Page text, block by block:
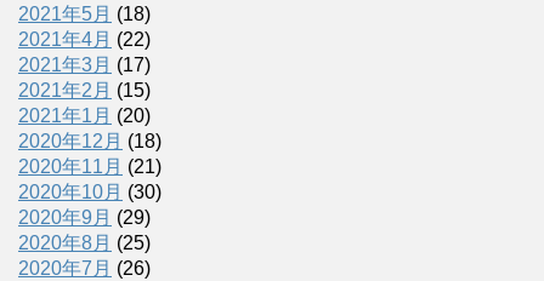
2021年5月 (18)
2021年4月 (22)
2021年3月 (17)
2021年2月 (15)
2021年1月 (20)
2020年12月 (18)
2020年11月 (21)
2020年10月 (30)
2020年9月 (29)
2020年8月 (25)
2020年7月 (26)